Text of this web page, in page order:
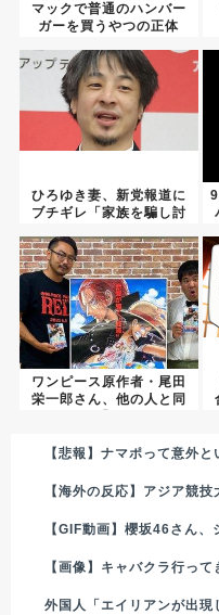
マックで普通のハンバー
ガーを買うやつの正体
ひろゆき妻、新党報道に
ブチギレ「家族を騙し討
ワンピース原作者・尾田
栄一郎さん、他の人と同
【悲報】ナマポって意外
【海外の反応】アジア競
【GIF動画】櫻坂46さん、
【画像】キャバクラ行っ
外国人「エイリアンが出現